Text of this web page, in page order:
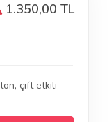
1.350,00 TL
, çift etkili